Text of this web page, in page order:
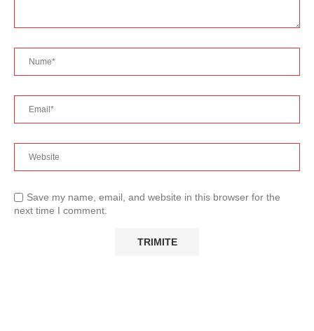
Save my name, email, and website in this browser for the
next time I comment.